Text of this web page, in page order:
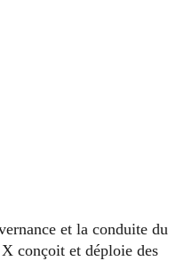
et la conduite du
conçoit et déploie des